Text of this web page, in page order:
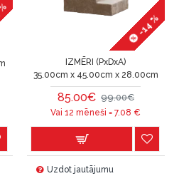
-14 %
IZMĒRI (PxDxA)
35.00cm x 45.00cm x 28.00cm
85.00€ 99.00€
Vai 12 mēneši =7.08 €
Uzdot jautājumu